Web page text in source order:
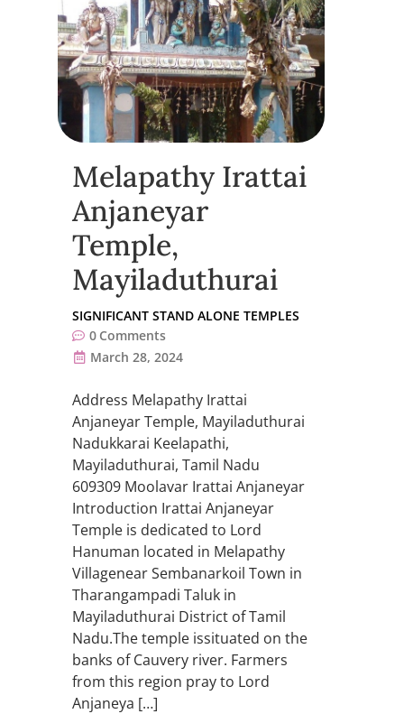
Melapathy Irattai
Anjaneyar
Temple,
Mayiladuthurai
SIGNIFICANT STAND ALONE TEMPLES
0 Comments
March 28, 2024
Address Melapathy Irattai
Anjaneyar Temple, Mayiladuthurai
Nadukkarai Keelapathi,
Mayiladuthurai, Tamil Nadu
609309 Moolavar Irattai Anjaneyar
Introduction Irattai Anjaneyar
Temple is dedicated to Lord
Hanuman located in Melapathy
Villagenear Sembanarkoil Town in
Tharangampadi Taluk in
Mayiladuthurai District of Tamil
Nadu.The temple issituated on the
banks of Cauvery river. Farmers
from this region pray to Lord
Anjaneya […]